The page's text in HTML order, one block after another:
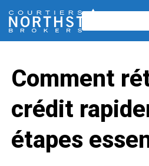
Comment
crédit
étapes